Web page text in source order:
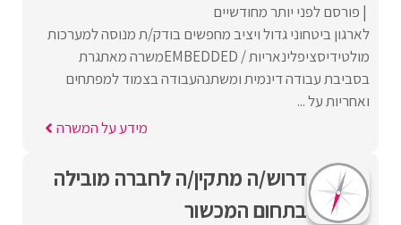
פורסם לפני יותר מחודשיים
לארגון ביטחוני גדול ויציב מחפשים בודק/ת מנוסה למערכות
מולטידיסציפלינאריות / EMBEDDEDמשרה מאתגרת
בסביבת עבודה דינמית ומשתנהעבודה בצמוד למפתחים
ואחריות על ...
מידע על המשרה
דרוש/ה מתקין/ה לחברה מובילה
בתחום המכשור